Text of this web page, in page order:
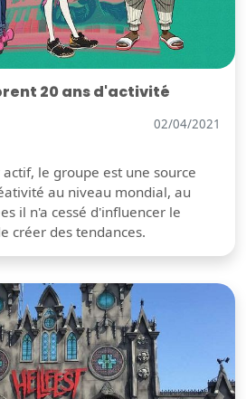
20 ans d'activité
02/04/2021
le groupe est une source
au niveau mondial, au
il n'a cessé d'influencer le
créer des tendances.